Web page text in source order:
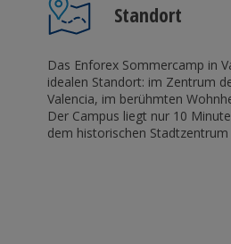
Standort
Das Enforex Sommercamp in
idealen Standort: im Zentrum
Valencia, im berühmten
Der Campus liegt nur 10
dem historischen